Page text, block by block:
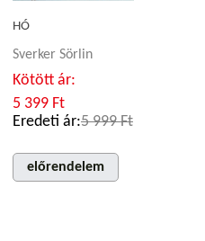
HÓ
Sverker Sörlin
Kötött ár:
5 399 Ft
Eredeti ár:5 999 Ft
előrendelem